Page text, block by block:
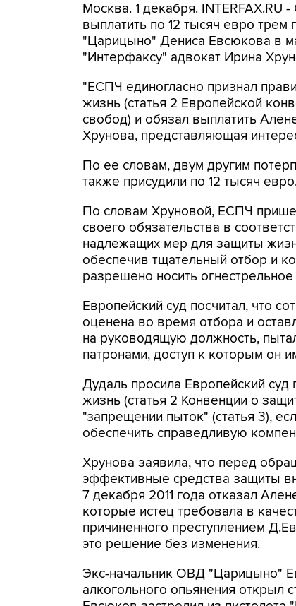
Москва. 1 декабря. INTERFAX.RU
выплатить по 12 тысяч евро
"Царицыно" Дениса Евсюкова в
"Интерфаксу" адвокат Ирина
"ЕСПЧ единогласно признал
жизнь (статья 2 Европейской
свобод) и обязал выплатить
Хрунова, представляющая
По ее словам, двум другим
также присудили по 12 тысяч
По словам Хруновой, ЕСПЧ
своего обязательства в
надлежащих мер для защиты
обеспечив тщательный отбор и
разрешено носить
Европейский суд посчитал, что
оценена во время отбора и
на руководящую должность,
патронами, доступ к которым он
Дудаль просила Европейский
жизнь (статья 2 Конвенции о
"запрещении пыток" (статья 3),
обеспечить справедливую
Хрунова заявила, что перед
эффективные средства защиты
7 декабря 2011 года отказал
которые истец требовала в
причиненного преступлением
это решение без изменения.
Экс-начальник ОВД "Царицыно"
алкогольного опьянения открыл